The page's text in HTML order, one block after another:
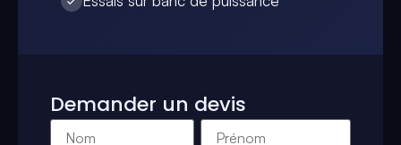
Demander un devis